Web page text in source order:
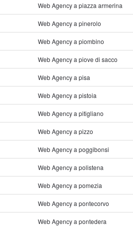
Web Agency a piazza armerina
Web Agency a pinerolo
Web Agency a piombino
Web Agency a piove di sacco
Web Agency a pisa
Web Agency a pistoia
Web Agency a pitigliano
Web Agency a pizzo
Web Agency a poggibonsi
Web Agency a polistena
Web Agency a pomezia
Web Agency a pontecorvo
Web Agency a pontedera